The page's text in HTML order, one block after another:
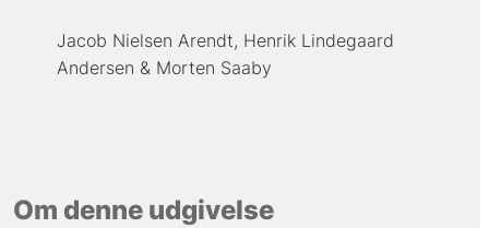
Jacob Nielsen Arendt Henrik Lindegaard
Andersen
Morten Saaby
Om denne udgivelse